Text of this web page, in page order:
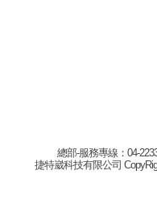
總部-服務專線：04-
捷特崴科技有限公司